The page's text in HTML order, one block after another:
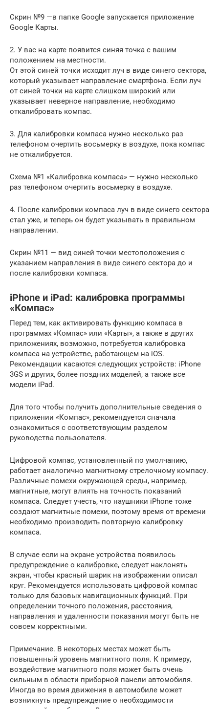
Скрин №9 —в папке Google запускается приложение
Google Карты.
2. У вас на карте появится синяя точка с вашим
положением на местности.
От этой синей точки исходит луч в виде синего сектора,
который указывает направление смартфона. Если луч
от синей точки на карте слишком широкий или
указывает неверное направление, необходимо
откалибровать компас.
3. Для калибровки компаса нужно несколько раз
телефоном очертить восьмерку в воздухе, пока компас
не откалибруется.
Схема №1 «Калибровка компаса» — нужно несколько
раз телефоном очертить восьмерку в воздухе.
4. После калибровки компаса луч в виде синего сектора
стал уже, и теперь он будет указывать в правильном
направлении.
Скрин №11 — вид синей точки местоположения с
указанием направления в виде синего сектора до и
после калибровки компаса.
iPhone и iPad: калибровка программы
«Компас»
Перед тем, как активировать функцию компаса в
программах «Компас» или «Карты», а также в других
приложениях, возможно, потребуется калибровка
компаса на устройстве, работающем на iOS.
Рекомендации касаются следующих устройств: iPhone
3GS и других, более поздних моделей, а также все
модели iPad.
Для того чтобы получить дополнительные сведения о
приложении «Компас», рекомендуется сначала
ознакомиться с соответствующим разделом
руководства пользователя.
Цифровой компас, установленный по умолчанию,
работает аналогично магнитному стрелочному компасу.
Различные помехи окружающей среды, например,
магнитные, могут влиять на точность показаний
компаса. Следует учесть, что наушники iPhone тоже
создают магнитные помехи, поэтому время от времени
необходимо производить повторную калибровку
компаса.
В случае если на экране устройства появилось
предупреждение о калибровке, следует наклонять
экран, чтобы красный шарик на изображении описал
круг. Рекомендуется использовать цифровой компас
только для базовых навигационных функций. При
определении точного положения, расстояния,
направления и удаленности показания могут быть не
совсем корректными.
Примечание. В некоторых местах может быть
повышенный уровень магнитного поля. К примеру,
воздействие магнитного поля может быть очень
сильным в области приборной панели автомобиля.
Иногда во время движения в автомобиле может
возникнуть предупреждение о необходимости